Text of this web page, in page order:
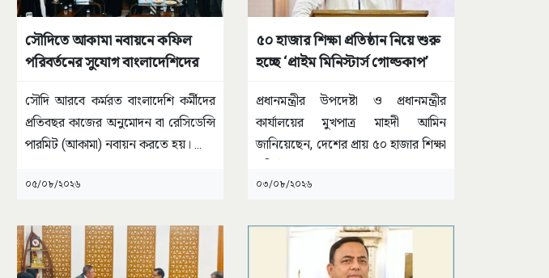
সৌদিতে আকামা নবায়নে কফিল
পরিবর্তনের সুযোগ বাংলাদেশিদের
সৌদি আরবে কর্মরত বাংলাদেশি কর্মীদের
প্রতিবছর কাজের অনুমোদন বা রেসিডেন্সি
পারমিট (আকামা) নবায়ন করতে হয়। ...
০৫/০৮/২০২৬
৫০ হাজার শিক্ষা প্রতিষ্ঠান নিয়ে শুরু
হচ্ছে ‘প্রাইম মিনিস্টার্স গোল্ডকাপ’
প্রধানমন্ত্রীর উপদেষ্টা ও প্রধানমন্ত্রীর
কার্যালয়ের মুখপাত্র মাহদী আমিন
জানিয়েছেন, দেশের প্রায় ৫০ হাজার শিক্ষা
০৩/০৮/২০২৬